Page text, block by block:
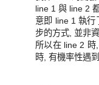
line 1 與 line 2
意即 line 1 執行
步的方式, 並非
所以在 line 2
時, 有機率性遇